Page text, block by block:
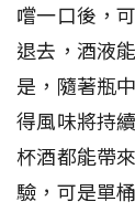
嚐一口後，
退去，酒液
是，隨著瓶
得風味將持
杯酒都能帶
驗，可是單